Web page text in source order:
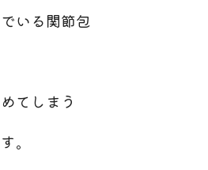
いる関節包
てしまう
。